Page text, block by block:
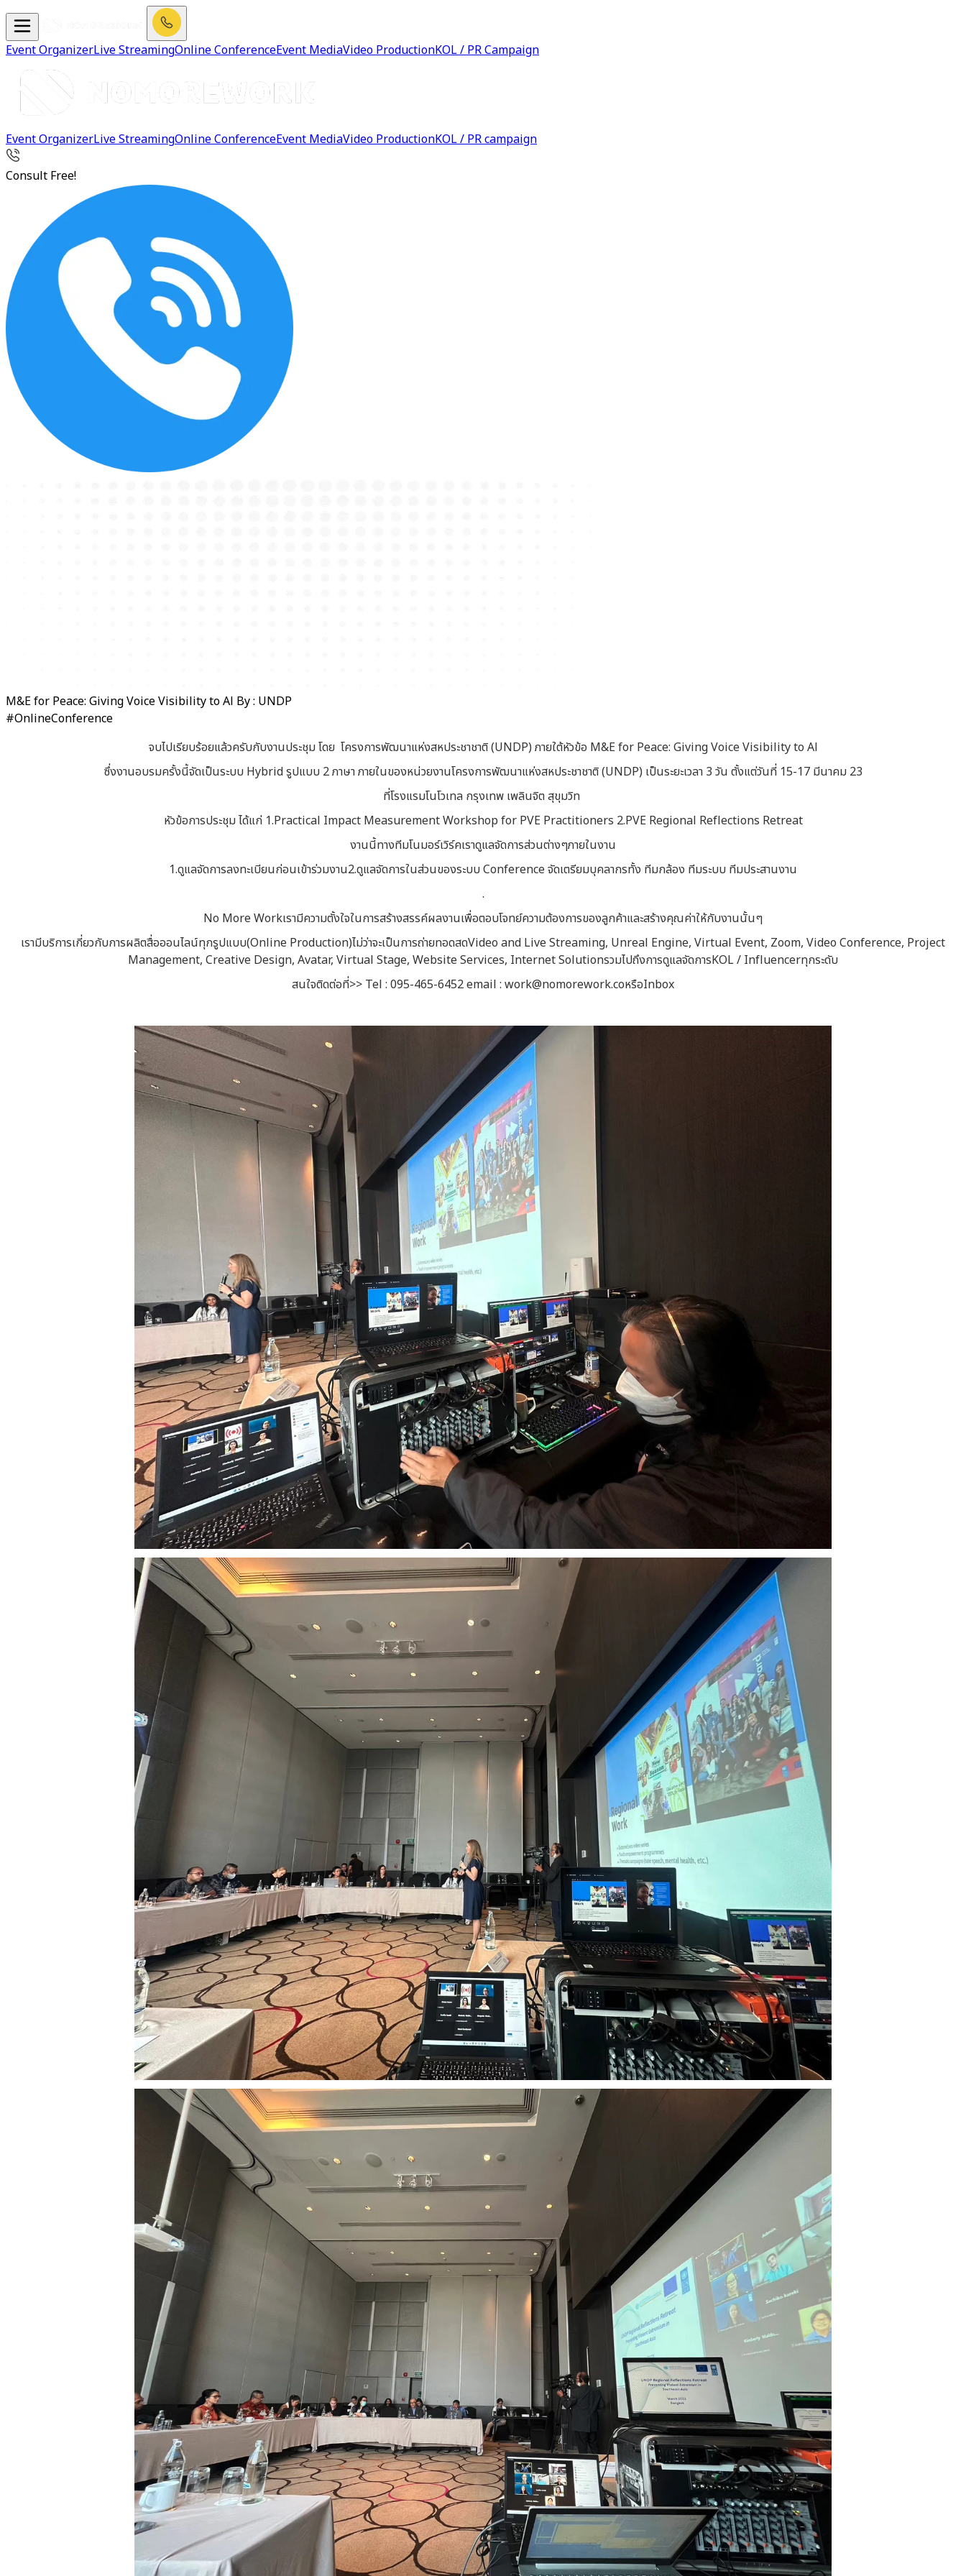
Event OrganizerLive StreamingOnline ConferenceEvent MediaVideo ProductionKOL / PR Campaign
Event OrganizerLive StreamingOnline ConferenceEvent MediaVideo ProductionKOL / PR campaign
Consult Free!
M&E for Peace: Giving Voice Visibility to Al By : UNDP
#OnlineConference
จบไปเรียบร้อยแล้วครับกับงานประชุม โดย โครงการพัฒนาแห่งสหประชาชาติ (UNDP) ภายใต้หัวข้อ M&E for Peace: Giving Voice Visibility to Al
ซึ่งงานอบรมครั้งนี้จัดเป็นระบบ Hybrid รูปแบบ 2 ภาษา ภายในของหน่วยงานโครงการพัฒนาแห่งสหประชาชาติ (UNDP) เป็นระยะเวลา 3 วัน ตั้งแต่วันที่ 15-17 มีนาคม 23
ที่โรงแรมโนโวเทล กรุงเทพ เพลินจิต สุขุมวิท
หัวข้อการประชุม ได้แก่ 1.Practical Impact Measurement Workshop for PVE Practitioners 2.PVE Regional Reflections Retreat
งานนี้ทางทีมโนมอร์เวิร์คเราดูแลจัดการส่วนต่างๆภายในงาน
1.ดูแลจัดการลงทะเบียนก่อนเข้าร่วมงาน2.ดูแลจัดการในส่วนของระบบ Conference จัดเตรียมบุคลากรทั้ง ทีมกล้อง ทีมระบบ ทีมประสานงาน
.
No More Workเรามีความตั้งใจในการสร้างสรรค์ผลงานเพื่อตอบโจทย์ความต้องการของลูกค้าและสร้างคุณค่าให้กับงานนั้นๆ
เรามีบริการเกี่ยวกับการผลิตสื่อออนไลน์ทุกรูปแบบ(Online Production)ไม่ว่าจะเป็นการถ่ายทอดสดVideo and Live Streaming, Unreal Engine, Virtual Event, Zoom, Video Conference, Project
Management, Creative Design, Avatar, Virtual Stage, Website Services, Internet SolutionรวมไปถึงการดูแลจัดการKOL / Influencerทุกระดับ
สนใจติดต่อที่>> Tel : 095-465-6452 email : work@nomorework.coหรือInbox